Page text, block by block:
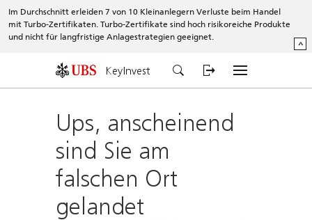
Im Durchschnitt erleiden 7 von 10 Kleinanlegern Verluste beim Handel
mit Turbo-Zertifikaten. Turbo-Zertifikate sind hoch risikoreiche Produkte
und nicht für langfristige Anlagestrategien geeignet.
^
KeyInvest
Ups, anscheinend
sind Sie am
falschen Ort
gelandet